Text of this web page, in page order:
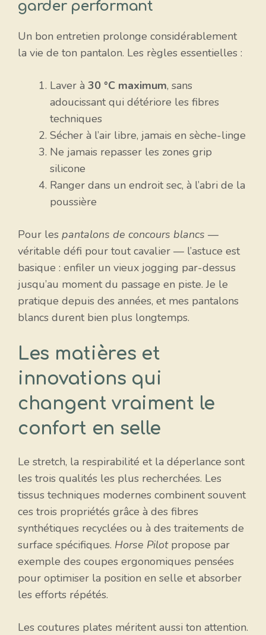
garder performant
Un bon entretien prolonge considérablement
la vie de ton pantalon. Les règles essentielles :
Laver à 30 °C maximum, sans
adoucissant qui détériore les fibres
techniques
Sécher à l’air libre, jamais en sèche-linge
Ne jamais repasser les zones grip
silicone
Ranger dans un endroit sec, à l’abri de la
poussière
Pour les pantalons de concours blancs —
véritable défi pour tout cavalier — l’astuce est
basique : enfiler un vieux jogging par-dessus
jusqu’au moment du passage en piste. Je le
pratique depuis des années, et mes pantalons
blancs durent bien plus longtemps.
Les matières et
innovations qui
changent vraiment le
confort en selle
Le stretch, la respirabilité et la déperlance sont
les trois qualités les plus recherchées. Les
tissus techniques modernes combinent souvent
ces trois propriétés grâce à des fibres
synthétiques recyclées ou à des traitements de
surface spécifiques. Horse Pilotpropose par
exemple des coupes ergonomiques pensées
pour optimiser la position en selle et absorber
les efforts répétés.
Les coutures plates méritent aussi ton attention.